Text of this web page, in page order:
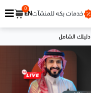
خدمات بكه للمنشآتEN
0
الشامل